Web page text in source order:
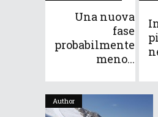
Una nuova
fase
probabilmente
meno...
Author